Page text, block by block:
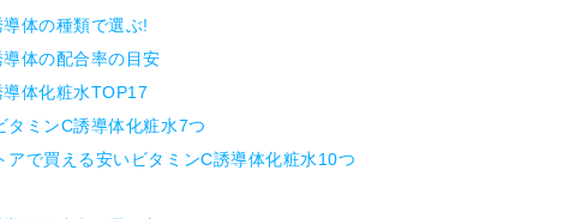
体の種類で選ぶ!
体の配合率の目安
導体化粧水TOP17
タミンC誘導体化粧水7つ
アで買える安いビタミンC誘導体化粧水10つ